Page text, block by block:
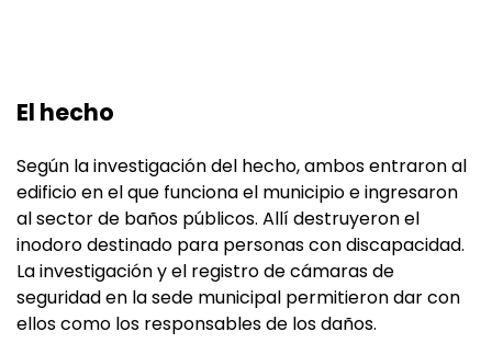
El hecho
Según la investigación del hecho, ambos entraron al
edificio en el que funciona el municipio e ingresaron
al sector de baños públicos. Allí destruyeron el
inodoro destinado para personas con discapacidad.
La investigación y el registro de cámaras de
seguridad en la sede municipal permitieron dar con
ellos como los responsables de los daños.